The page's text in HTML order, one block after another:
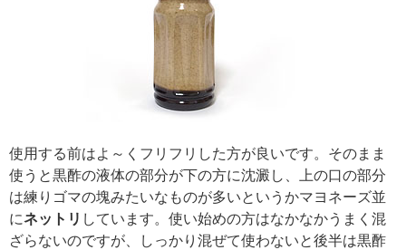
使用する前はよ～くフリフリした方が良いです。そのまま
使うと黒酢の液体の部分が下の方に沈澱し、上の口の部分
は練りゴマの塊みたいなものが多いというかマヨネーズ並
にネットリ しています。使い始めの方はなかなかうまく混
ざらないのですが、しっかり混ぜて使わないと後半は黒酢